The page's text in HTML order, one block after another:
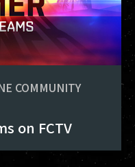
COMMUNITY
on FCTV